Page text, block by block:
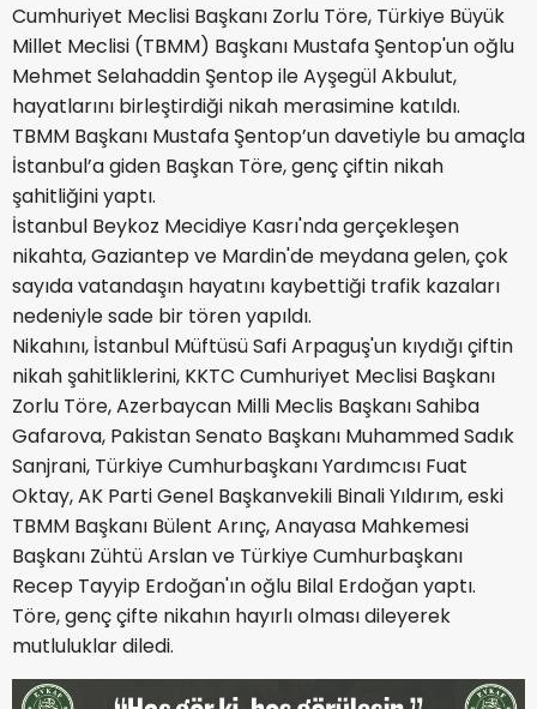
Cumhuriyet Meclisi Başkanı Zorlu Töre, Türkiye Büyük
Millet Meclisi (TBMM) Başkanı Mustafa Şentop'un oğlu
Mehmet Selahaddin Şentop ile Ayşegül Akbulut,
hayatlarını birleştirdiği nikah merasimine katıldı.
TBMM Başkanı Mustafa Şentop’un davetiyle bu amaçla
İstanbul’a giden Başkan Töre, genç çiftin nikah
şahitliğini yaptı.
İstanbul Beykoz Mecidiye Kasrı'nda gerçekleşen
nikahta, Gaziantep ve Mardin'de meydana gelen, çok
sayıda vatandaşın hayatını kaybettiği trafik kazaları
nedeniyle sade bir tören yapıldı.
Nikahını, İstanbul Müftüsü Safi Arpaguş'un kıydığı çiftin
nikah şahitliklerini, KKTC Cumhuriyet Meclisi Başkanı
Zorlu Töre, Azerbaycan Milli Meclis Başkanı Sahiba
Gafarova, Pakistan Senato Başkanı Muhammed Sadık
Sanjrani, Türkiye Cumhurbaşkanı Yardımcısı Fuat
Oktay, AK Parti Genel Başkanvekili Binali Yıldırım, eski
TBMM Başkanı Bülent Arınç, Anayasa Mahkemesi
Başkanı Zühtü Arslan ve Türkiye Cumhurbaşkanı
Recep Tayyip Erdoğan'ın oğlu Bilal Erdoğan yaptı.
Töre, genç çifte nikahın hayırlı olması dileyerek
mutluluklar diledi.